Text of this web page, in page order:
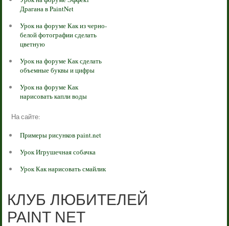
Драгана в PaintNet
Урок на форуме Как из черно-
белой фотографии сделать
цветную
Урок на форуме Как сделать
объемные буквы и цифры
Урок на форуме Как
нарисовать капли воды
На сайте:
Примеры рисунков paint.net
Урок Игрушечная собачка
Урок Как нарисовать смайлик
КЛУБ ЛЮБИТЕЛЕЙ
PAINT NET